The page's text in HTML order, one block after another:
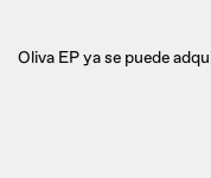
Oliva EP ya se puede